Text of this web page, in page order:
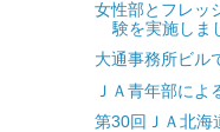
女性部とフレッ
験を実施しま
大通事務所ビル
ＪＡ青年部に
第30回ＪＡ北海